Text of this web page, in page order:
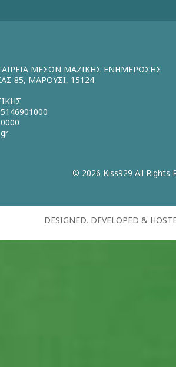
ΜΕΣΩΝ ΜΑΖΙΚΗΣ ΕΝΗΜΕΡΩΣΗΣ
85, ΜΑΡΟΥΣΙ, 15124
© 2026 Kiss929 All Rights
DESIGNED, DEVELOPED &